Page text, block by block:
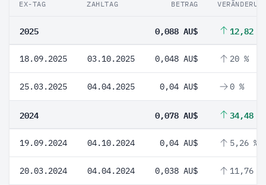
EX-TAG ZAHLTAG BETRAG
2025 0,088 AU$ 12,82 %
18.09.2025 03.10.2025 0,048 AU$ 20 %
25.03.2025 04.04.2025 0,04 AU$ 0 %
2024 0,078 AU$ 34,48 %
19.09.2024 04.10.2024 0,04 AU$ 5,26 %
20.03.2024 04.04.2024 0,038 AU$ 11,76 %